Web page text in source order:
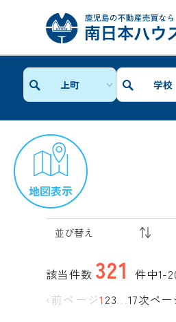
上町 学校
地図表示
該当件数 321 件中1-
‹前ページ1 23...17次ペー